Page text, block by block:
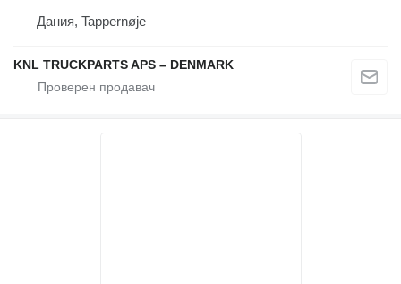
Дания, Tappernøje
KNL TRUCKPARTS APS – DENMARK